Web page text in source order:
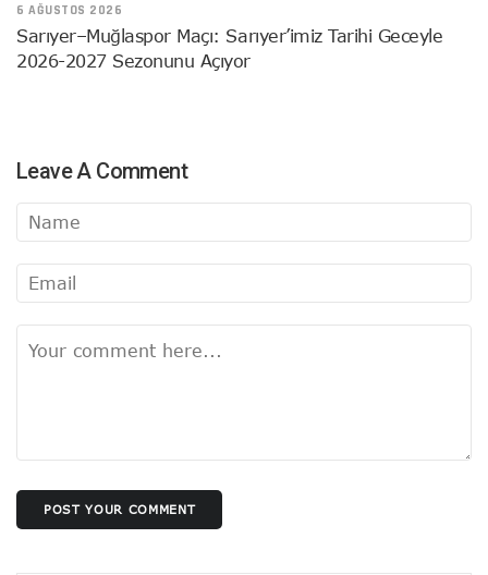
6 AĞUSTOS 2026
Sarıyer–Muğlaspor Maçı: Sarıyer’imiz Tarihi Geceyle
2026-2027 Sezonunu Açıyor
Leave A Comment
POST YOUR COMMENT